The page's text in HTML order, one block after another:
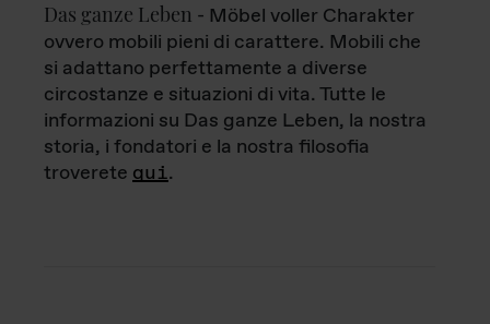
Das ganze Leben - Möbel voller Charakter
ovvero mobili pieni di carattere. Mobili che
si adattano perfettamente a diverse
circostanze e situazioni di vita. Tutte le
informazioni su Das ganze Leben, la nostra
storia, i fondatori e la nostra filosofia
troverete qui.